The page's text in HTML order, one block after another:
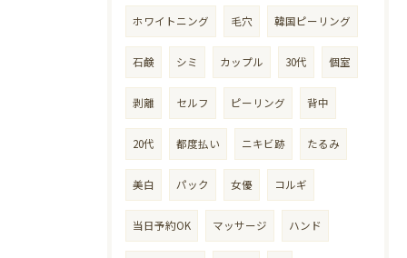
ホワイトニング 毛穴 韓国ピーリング
石鹸 シミ カップル 30代 個室
剥離 セルフ ピーリング 背中
20代 都度払い ニキビ跡 たるみ
美白 パック 女優 コルギ
当日予約OK マッサージ ハンド